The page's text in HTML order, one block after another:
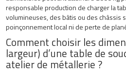
responsable production de charger la
volumineuses, des bâtis ou des châssis
poinçonnement local ni de perte de
Comment choisir les
largeur) d’une table de
atelier de métallerie ?